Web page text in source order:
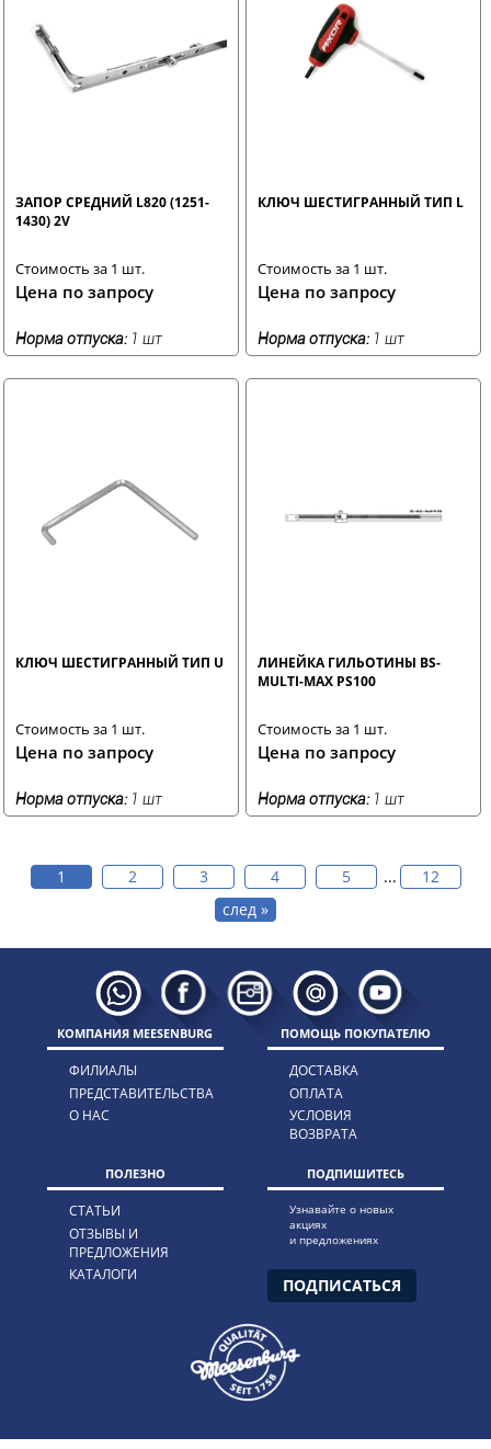
ЗАПОР СРЕДНИЙ L820 (1251-
1430) 2V
Стоимость за 1 шт.
Цена по запросу
Норма отпуска: 1 шт
КЛЮЧ ШЕСТИГРАННЫЙ ТИП L
Стоимость за 1 шт.
Цена по запросу
Норма отпуска: 1 шт
КЛЮЧ ШЕСТИГРАННЫЙ ТИП U
Стоимость за 1 шт.
Цена по запросу
Норма отпуска: 1 шт
ЛИНЕЙКА ГИЛЬОТИНЫ BS-
MULTI-MAX PS100
Стоимость за 1 шт.
Цена по запросу
Норма отпуска: 1 шт
1 2 3 4 5 ...
12
след »
КОМПАНИЯ MEESENBURG
ФИЛИАЛЫ
ПРЕДСТАВИТЕЛЬСТВА
О НАС
ПОМОЩЬ ПОКУПАТЕЛЮ
ДОСТАВКА
ОПЛАТА
УСЛОВИЯ
ВОЗВРАТА
ПОЛЕЗНО
СТАТЬИ
ОТЗЫВЫ И
ПРЕДЛОЖЕНИЯ
КАТАЛОГИ
ПОДПИШИТЕСЬ
Узнавайте о новых
акциях
и предложениях
ПОДПИСАТЬСЯ